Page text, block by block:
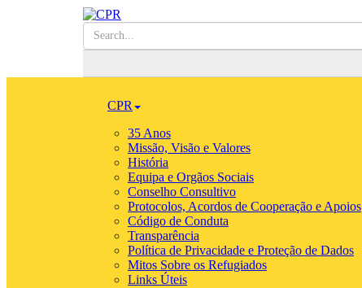
CPR
35 Anos
Missão, Visão e Valores
História
Equipa e Orgãos Sociais
Conselho Consultivo
Protocolos, Acordos de Cooperação e Apoios
Código de Conduta
Transparência
Política de Privacidade e Proteção de Dados
Mitos Sobre os Refugiados
Links Úteis